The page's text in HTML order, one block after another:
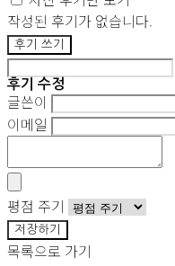
작성된 후기가 없습니다.
후기 쓰기
후기 수정
글쓴이
이메일
평점 주기
저장하기
목록으로 가기